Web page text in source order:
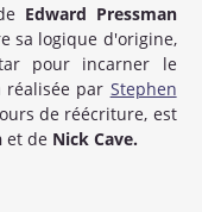
Edward Pressman
sa logique d'origine,
pour incarner le
réalisée par Stephen
de réécriture, est
et de Nick Cave.